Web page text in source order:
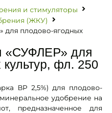
и стимуляторы
(ЖКУ)
для плодово-ягодных
«СУФЛЕР» для
фл. 250
ВР 2,5%) для плодово-
удобрение на
предназначенное для